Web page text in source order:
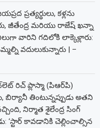
ప్రత్యర్థులు, కళ్లను
జీతేంద్ర మరియు రాజేష్ ఖన్నా
వారిని గదిలోకి లాక్కెళ్లారు:
వదులుకున్నారు | –
రిచ్ ప్లాస్మా (పిఆర్‌పి)
తింటున్నప్పుడు అతని
నిర్మాత శైలేంద్ర సింగ్
‘స్టార్ కావడానికి చెల్లించాల్సిన